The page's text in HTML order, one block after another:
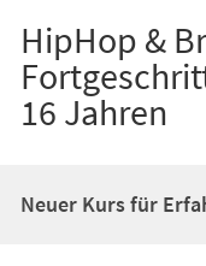
HipHop &
16 Jahren
Neuer Kurs für